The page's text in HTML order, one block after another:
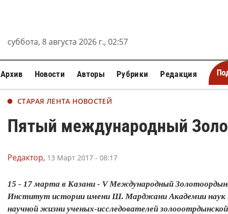
суббота, 8 августа 2026 г., 02:57
Архив Новости Авторы Рубрики Редакция
СТАРАЯ ЛЕНТА НОВОСТЕЙ
Пятый международный
Редактор, 13 Март 2017 - 08:17
15 - 17 марта в Казани - V Международный
Институт истории имени Ш. Марджани Академии наук
научной жизни ученых-исследователей